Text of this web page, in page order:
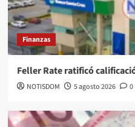
Finanzas
Feller Rate ratificó
NOTISDOM 5 agosto 2026 0